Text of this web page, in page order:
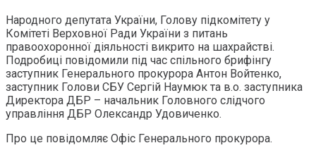
Народного депутата України, Голову підкомітету у
Комітеті Верховної Ради України з питань
правоохоронної діяльності викрито на шахрайстві.
Подробиці повідомили під час спільного брифінгу
заступник Генерального прокурора Антон Войтенко,
заступник Голови СБУ Сергій Наумюк та в.о. заступника
Директора ДБР – начальник Головного слідчого
управління ДБР Олександр Удовиченко.
Про це повідомляє Офіс Генерального прокурора.